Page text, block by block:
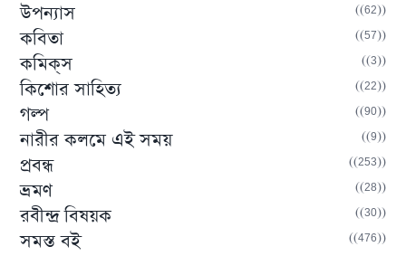
উপন্যাস (62)
কবিতা (57)
কমিক্‌স (3)
কিশোর সাহিত্য (22)
গল্প (90)
নারীর কলমে এই সময় (9)
প্রবন্ধ (253)
ভ্রমণ (28)
রবীন্দ্র বিষয়ক (30)
সমস্ত বই (476)